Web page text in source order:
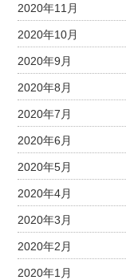
2020年11月
2020年10月
2020年9月
2020年8月
2020年7月
2020年6月
2020年5月
2020年4月
2020年3月
2020年2月
2020年1月